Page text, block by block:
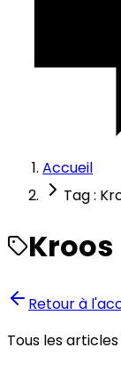
Accueil
Tag :
Kroos
Retour à
Tous les